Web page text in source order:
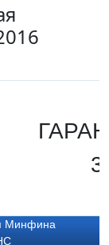
Минфина